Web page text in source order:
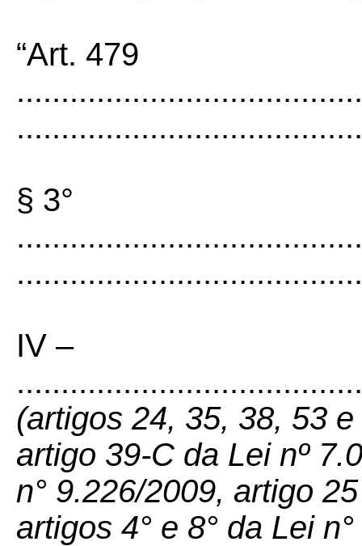
“Art. 479
§ 3°
IV –
(artigos 24, 35, 38, 53
artigo 39-C da Lei nº
n° 9.226/2009, artigo
artigos 4° e 8° da Lei